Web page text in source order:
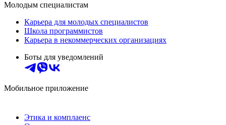
Молодым специалистам
Карьера для молодых специалистов
Школа программистов
Карьера в некоммерческих организациях
Боты для уведомлений
Мобильное приложение
Этика и комплаенс